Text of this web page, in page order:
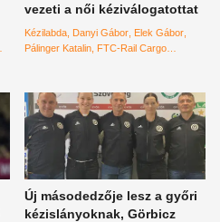
vezeti a női kéziválogatottat
Kézilabda Danyi Gábor Elek Gábor
Pálinger Katalin FTC-Rail Cargo
válogatott válogatott
Új másodedzője lesz a győri
kézislányoknak, Görbicz